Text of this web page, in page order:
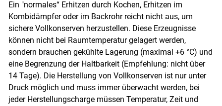
Ein "normales“ Erhitzen durch Kochen, Erhitzen im
Kombidämpfer oder im Backrohr reicht nicht aus, um
sichere Vollkonserven herzustellen. Diese Erzeugnisse
können nicht bei Raumtemperatur gelagert werden,
sondern brauchen gekühlte Lagerung (maximal +6 °C) und
eine Begrenzung der Haltbarkeit (Empfehlung: nicht über
14 Tage). Die Herstellung von Vollkonserven ist nur unter
Druck möglich und muss immer überwacht werden, bei
jeder Herstellungscharge müssen Temperatur, Zeit und